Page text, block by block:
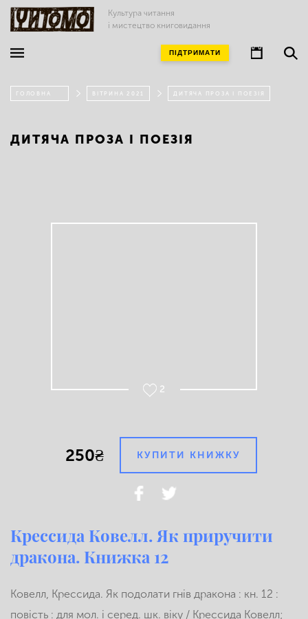
Культура читання
і мистецтво книговидання
ПІДТРИМАТИ
ГОЛОВНА ВІТРИНА 2021 ДИТЯЧА ПРОЗА І ПОЕЗІЯ
ДИТЯЧА ПРОЗА І ПОЕЗІЯ
2
250₴ КУПИТИ КНИЖКУ
Крессида Ковелл. Як приручити
дракона. Книжка 12
Ковелл, Крессида. Як подолати гнів дракона : кн. 12 :
повість : для мол. і серед. шк. віку / Крессида Ковелл;